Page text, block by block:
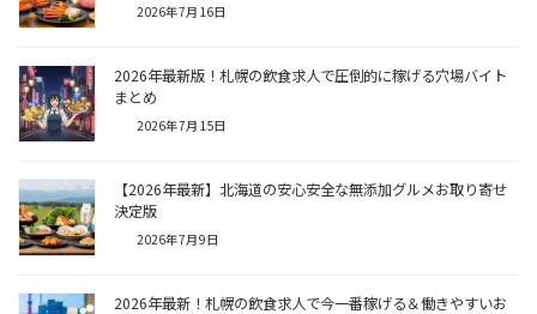
2026年7月16日
2026年最新版！札幌の飲食求人で圧倒的に稼げる穴場バイト
まとめ
2026年7月15日
【2026年最新】北海道の安心安全な無添加グルメお取り寄せ
決定版
2026年7月9日
2026年最新！札幌の飲食求人で今一番稼げる＆働きやすいお